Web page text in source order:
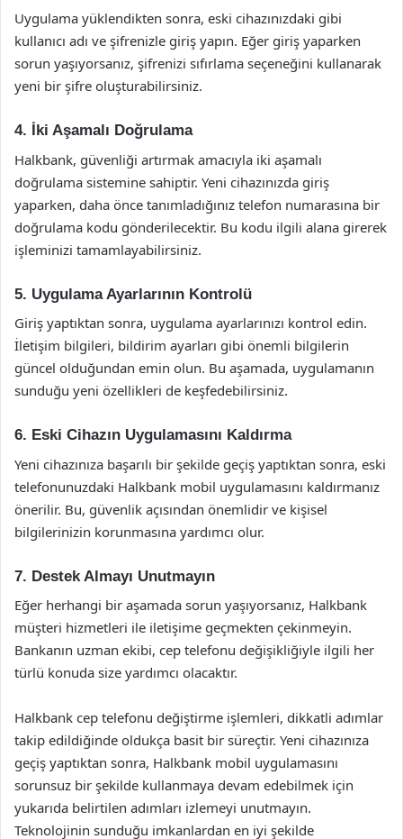
Uygulama yüklendikten sonra, eski cihazınızdaki gibi
kullanıcı adı ve şifrenizle giriş yapın. Eğer giriş yaparken
sorun yaşıyorsanız, şifrenizi sıfırlama seçeneğini kullanarak
yeni bir şifre oluşturabilirsiniz.
4. İki Aşamalı Doğrulama
Halkbank, güvenliği artırmak amacıyla iki aşamalı
doğrulama sistemine sahiptir. Yeni cihazınızda giriş
yaparken, daha önce tanımladığınız telefon numarasına bir
doğrulama kodu gönderilecektir. Bu kodu ilgili alana girerek
işleminizi tamamlayabilirsiniz.
5. Uygulama Ayarlarının Kontrolü
Giriş yaptıktan sonra, uygulama ayarlarınızı kontrol edin.
İletişim bilgileri, bildirim ayarları gibi önemli bilgilerin
güncel olduğundan emin olun. Bu aşamada, uygulamanın
sunduğu yeni özellikleri de keşfedebilirsiniz.
6. Eski Cihazın Uygulamasını Kaldırma
Yeni cihazınıza başarılı bir şekilde geçiş yaptıktan sonra, eski
telefonunuzdaki Halkbank mobil uygulamasını kaldırmanız
önerilir. Bu, güvenlik açısından önemlidir ve kişisel
bilgilerinizin korunmasına yardımcı olur.
7. Destek Almayı Unutmayın
Eğer herhangi bir aşamada sorun yaşıyorsanız, Halkbank
müşteri hizmetleri ile iletişime geçmekten çekinmeyin.
Bankanın uzman ekibi, cep telefonu değişikliğiyle ilgili her
türlü konuda size yardımcı olacaktır.
Halkbank cep telefonu değiştirme işlemleri, dikkatli adımlar
takip edildiğinde oldukça basit bir süreçtir. Yeni cihazınıza
geçiş yaptıktan sonra, Halkbank mobil uygulamasını
sorunsuz bir şekilde kullanmaya devam edebilmek için
yukarıda belirtilen adımları izlemeyi unutmayın.
Teknolojinin sunduğu imkanlardan en iyi şekilde